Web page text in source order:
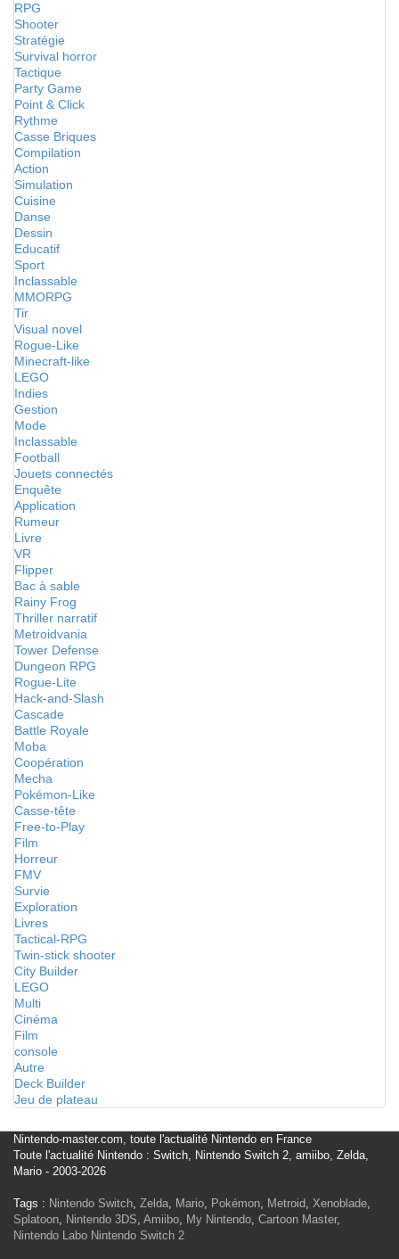
RPG
Shooter
Stratégie
Survival horror
Tactique
Party Game
Point & Click
Rythme
Casse Briques
Compilation
Action
Simulation
Cuisine
Danse
Dessin
Educatif
Sport
Inclassable
MMORPG
Tir
Visual novel
Rogue-Like
Minecraft-like
LEGO
Indies
Gestion
Mode
Inclassable
Football
Jouets connectés
Enquête
Application
Rumeur
Livre
VR
Flipper
Bac à sable
Rainy Frog
Thriller narratif
Metroidvania
Tower Defense
Dungeon RPG
Rogue-Lite
Hack-and-Slash
Cascade
Battle Royale
Moba
Coopération
Mecha
Pokémon-Like
Casse-tête
Free-to-Play
Film
Horreur
FMV
Survie
Exploration
Livres
Tactical-RPG
Twin-stick shooter
City Builder
LEGO
Multi
Cinéma
Film
console
Autre
Deck Builder
Jeu de plateau
Nintendo-master.com, toute l'actualité Nintendo en France
Toute l'actualité Nintendo : Switch, Nintendo Switch 2, amiibo, Zelda,
Mario - 2003-2026
Tags : Nintendo Switch, Zelda, Mario, Pokémon, Metroid, Xenoblade,
Splatoon, Nintendo 3DS, Amiibo, My Nintendo, Cartoon Master,
Nintendo Labo Nintendo Switch 2